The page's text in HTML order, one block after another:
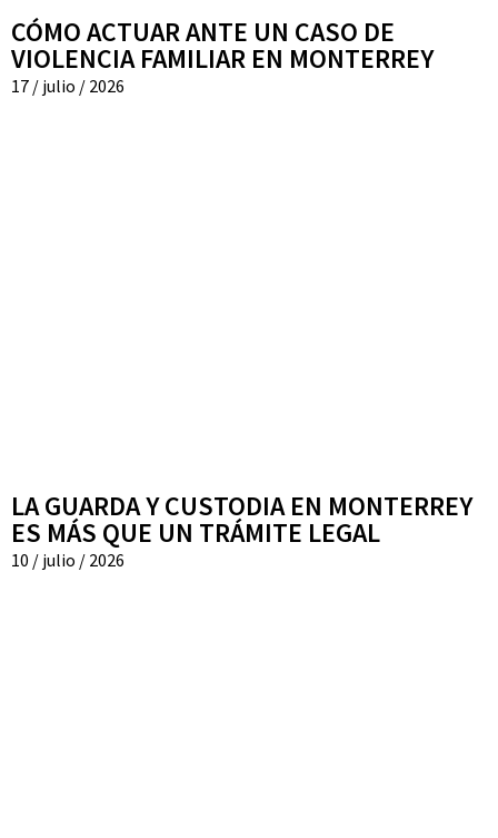
CÓMO ACTUAR ANTE UN CASO DE
VIOLENCIA FAMILIAR EN MONTERREY
17 / julio / 2026
LA GUARDA Y CUSTODIA EN MONTERREY
ES MÁS QUE UN TRÁMITE LEGAL
10 / julio / 2026